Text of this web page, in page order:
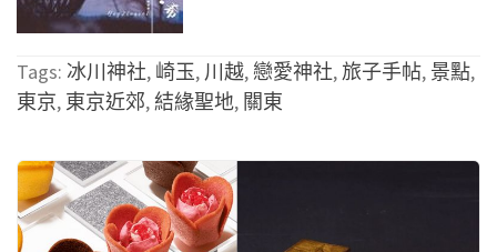
Tags: 冰川神社, 崎玉, 川越, 戀愛神社, 旅子手帖, 景點,
東京, 東京近郊,結緣聖地, 關東